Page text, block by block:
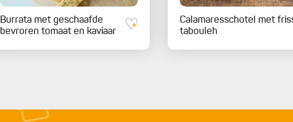
Burrata met geschaafde
bevroren tomaat en kaviaar
Calamaresschotel met
tabouleh